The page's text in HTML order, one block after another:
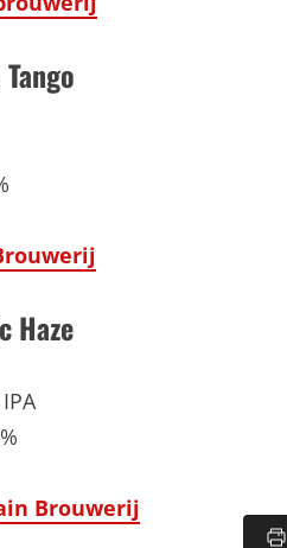
Haze
Brouwerij